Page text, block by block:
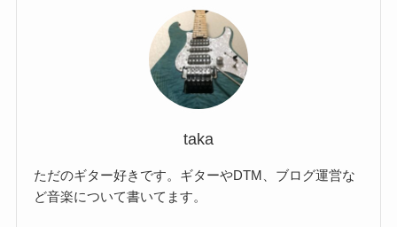
taka
ただのギター好きです。ギターやDTM、ブログ運営な
ど音楽について書いてます。